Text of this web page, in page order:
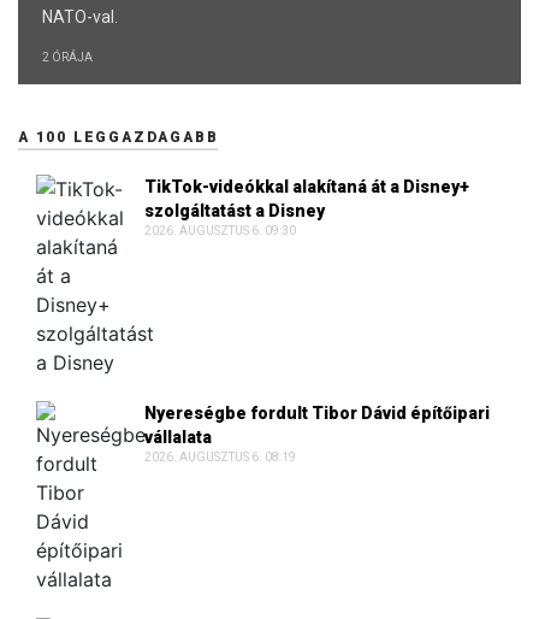
NATO-val.
2 ÓRÁJA
A 100 LEGGAZDAGABB
TikTok-videókkal alakítaná át a Disney+
szolgáltatást a Disney
2026. AUGUSZTUS 6. 09:30
Nyereségbe fordult Tibor Dávid építőipari
vállalata
2026. AUGUSZTUS 6. 08:19